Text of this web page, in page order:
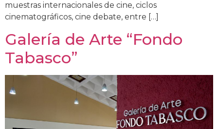
muestras internacionales de cine, ciclos
cinematográficos, cine debate, entre […]
Galería de Arte “Fondo
Tabasco”